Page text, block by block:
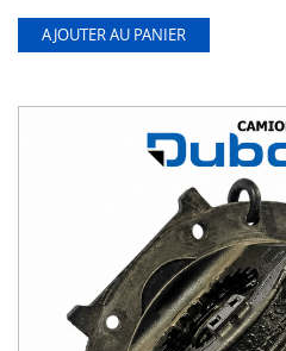
AJOUTER AU PANIER